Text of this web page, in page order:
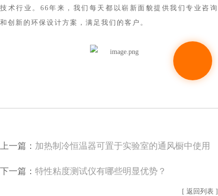
技术行业。66年来，我们每天都以崭新面貌提供我们专业咨询
和创新的环保设计方案，满足我们的客户。
上一篇： 加热制冷恒温器可置于实验室的通风橱中使用
下一篇： 特性粘度测试仪有哪些明显优势？
[ 返回列表 ]